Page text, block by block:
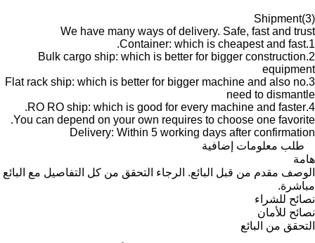
(3)Shipment
We have many ways of delivery. Safe, fast and trust
1.Container: which is cheapest and fast.
2.Bulk cargo ship: which is better for bigger construction
equipment
3.Flat rack ship: which is better for bigger machine and also no
need to dismantle
4.RO RO ship: which is good for every machine and faster.
You can depend on your own requires to choose one favorite.
Delivery: Within 5 working days after confirmation
طلب معلومات إضافية
هامة
الوصف مقدم من قبل البائع. الرجاء التحقق من كل التفاصيل مع البائع
مباشرة.
نصائح للشراء
نصائح للأمان
التحقق من البائع